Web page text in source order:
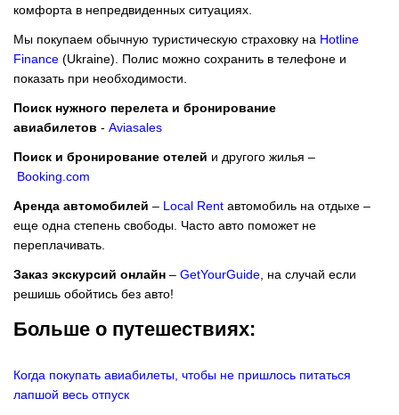
комфорта в непредвиденных ситуациях.
Мы покупаем обычную туристическую страховку на Hotline
Finance (Ukraine). Полис можно сохранить в телефоне и
показать при необходимости.
Поиск нужного перелета и бронирование
авиабилетов - Aviasales
Поиск и бронирование отелей и другого жилья –
Booking.com
Аренда автомобилей – Local Rent автомобиль на отдыхе –
еще одна степень свободы. Часто авто поможет не
переплачивать.
Заказ экскурсий онлайн – GetYourGuide , на случай если
решишь обойтись без авто!
Больше о путешествиях:
Когда покупать авиабилеты, чтобы не пришлось питаться
лапшой весь отпуск